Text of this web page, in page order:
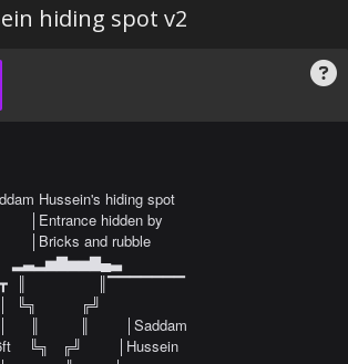
hiding spot v2
Hussein's hiding spot
│Entrance hidden by
│Bricks and rubble
▂▃▂▅▇▅▅▇▄▃
┳  ║                ║▔▔▔▔▔▔▔
╚╗          ╔╝
│     ║         ║        │Saddam
╚╗   ╔╝        │Hussein